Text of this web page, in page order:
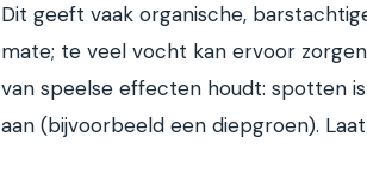
Dit geeft vaak organische,
mate; te veel vocht kan ervoor
van speelse effecten houdt: spotten
aan (bijvoorbeeld een diepgroen).